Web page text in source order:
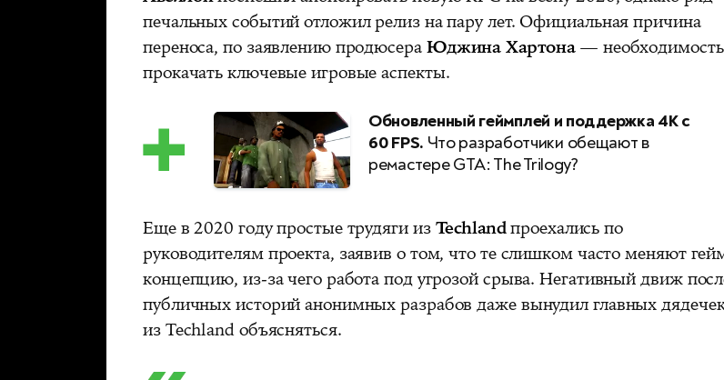
печальных событий отложил релиз на пару лет. Официальная причина
переноса, по заявлению продюсераЮджина Хартона— необходимость
прокачать ключевые игровые аспекты.
Обновленный геймплей и поддержка 4K с
60 FPS. Что разработчики обещают в
ремастере GTA: The Trilogy?
Еще в 2020 году простые трудяги изTechlandпроехались по
руководителям проекта, заявив о том, что те слишком часто меняют
концепцию, из-за чего работа под угрозой срыва. Негативный движ
публичных историй анонимных разрабов даже вынудил главных
из Techland объясняться.